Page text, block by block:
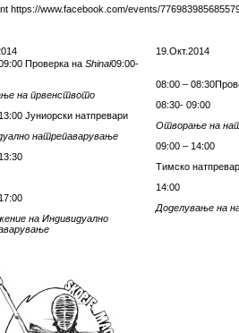
https://www.facebook.com/events/
19.Окт.2014
Проверка на Shinai09:00-
на првенството
Јуниорски натпревари
натрепаварување
на Индивидуално
08:00 –
08:30- 09:00
Отворање на
09:00 – 14:00
Тимско
14:00
Доделување на